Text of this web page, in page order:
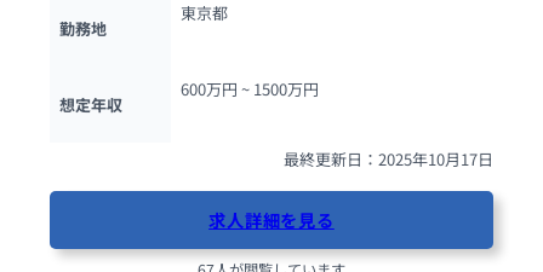
勤務地
東京都
想定年収
600万円 ~ 1500万円
最終更新日：2025年10月17日
求人詳細を見る